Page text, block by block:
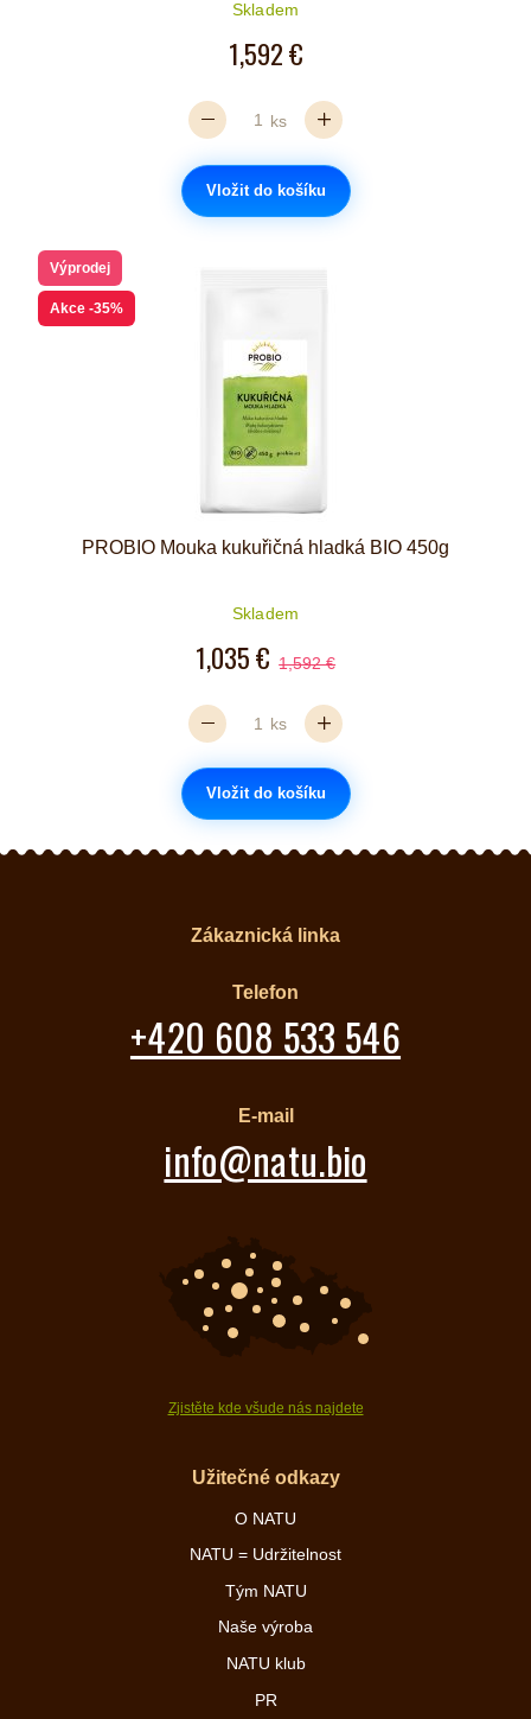
Skladem
1,592 €
ks
Vložit do košíku
Výprodej
Akce -35%
PROBIO Mouka kukuřičná hladká BIO 450g
Skladem
1,035 € 1,592 €
ks
Vložit do košíku
Zákaznická linka
Telefon
+420 608 533 546
E-mail
info@natu.bio
Zjistěte kde všude nás najdete
Užitečné odkazy
O NATU
NATU = Udržitelnost
Tým NATU
Naše výroba
NATU klub
PR